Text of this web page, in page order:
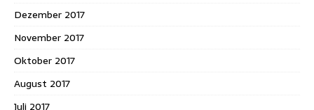
Dezember 2017
November 2017
Oktober 2017
August 2017
Juli 2017